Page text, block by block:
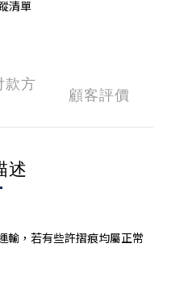
清單
款方
顧客評價
述
輸，若有些許摺痕均屬正常